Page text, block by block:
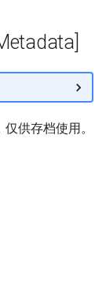
供存档使用。